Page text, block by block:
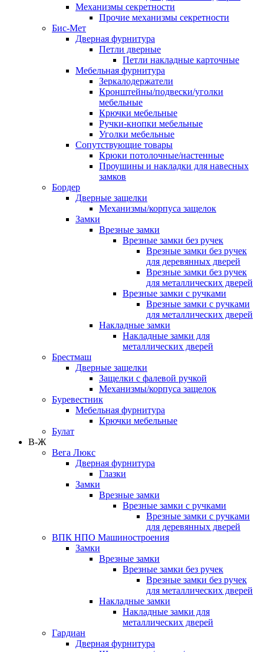
Механизмы секретности
Прочие механизмы секретности
Бис-Мет
Дверная фурнитура
Петли дверные
Петли накладные карточные
Мебельная фурнитура
Зеркалодержатели
Кронштейны/подвески/уголки
мебельные
Крючки мебельные
Ручки-кнопки мебельные
Уголки мебельные
Сопутствующие товары
Крюки потолочные/настенные
Проушины и накладки для навесных
замков
Бордер
Дверные защелки
Механизмы/корпуса защелок
Замки
Врезные замки
Врезные замки без ручек
Врезные замки без ручек
для деревянных дверей
Врезные замки без ручек
для металлических дверей
Врезные замки с ручками
Врезные замки с ручками
для металлических дверей
Накладные замки
Накладные замки для
металлических дверей
Брестмаш
Дверные защелки
Защелки с фалевой ручкой
Механизмы/корпуса защелок
Буревестник
Мебельная фурнитура
Крючки мебельные
Булат
В-Ж
Вега Люкс
Дверная фурнитура
Глазки
Замки
Врезные замки
Врезные замки с ручками
Врезные замки с ручками
для деревянных дверей
ВПК НПО Машиностроения
Замки
Врезные замки
Врезные замки без ручек
Врезные замки без ручек
для металлических дверей
Накладные замки
Накладные замки для
металлических дверей
Гардиан
Дверная фурнитура